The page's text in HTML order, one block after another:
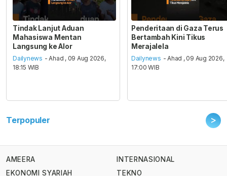
Tindak Lanjut Aduan
Mahasiswa Mentan
Langsung ke Alor
Dailynews - Ahad , 09 Aug 2026,
18:15 WIB
Penderitaan di Gaza Terus
Bertambah Kini Tikus
Merajalela
Dailynews - Ahad , 09 Aug 2026,
17:00 WIB
Terpopuler >
AMEERA
EKONOMI SYARIAH
INTERNASIONAL
TEKNO